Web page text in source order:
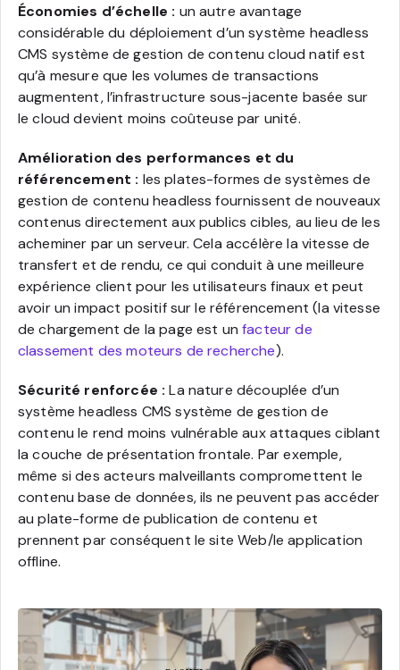
Économies d’échelle : un autre avantage
considérable du déploiement d’un système headless
CMS système de gestion de contenu cloud natif est
qu’à mesure que les volumes de transactions
augmentent, l’infrastructure sous-jacente basée sur
le cloud devient moins coûteuse par unité.
Amélioration des performances et du
référencement : les plates-formes de systèmes de
gestion de contenu headless fournissent de nouveaux
contenus directement aux publics cibles, au lieu de les
acheminer par un serveur. Cela accélère la vitesse de
transfert et de rendu, ce qui conduit à une meilleure
expérience client pour les utilisateurs finaux et peut
avoir un impact positif sur le référencement (la vitesse
de chargement de la page est unfacteur de
classement des moteurs de recherche).
Sécurité renforcée : La nature découplée d’un
système headless CMS système de gestion de
contenu le rend moins vulnérable aux attaques ciblant
la couche de présentation frontale. Par exemple,
même si des acteurs malveillants compromettent le
contenu base de données, ils ne peuvent pas accéder
au plate-forme de publication de contenu et
prennent par conséquent le site Web/le application
offline.